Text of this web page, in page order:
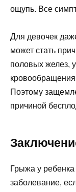
ощупь. Все
Для девочек
может стать
половых желез,
Поэтому
причиной
Грыжа у
заболевание,